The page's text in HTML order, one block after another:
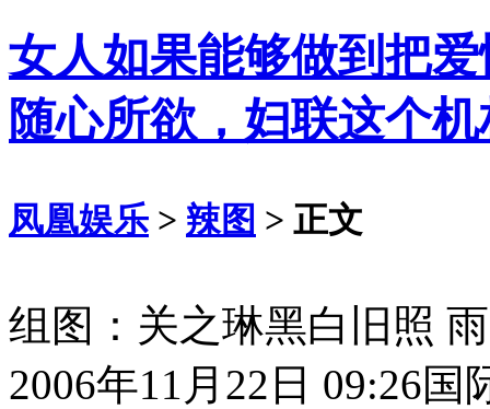
女人如果能够做到把
随心所欲，妇联这个
凤凰娱乐 > 辣图 > 正文
组图：关之琳黑白旧照
2006年11月22日 09:26国